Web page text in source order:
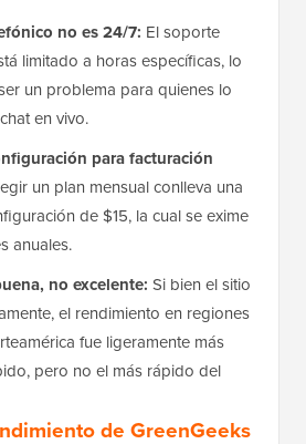
no es 24/7: El soporte
limitado a horas específicas, lo
un problema para quienes lo
en vivo.
para facturación
un plan mensual conlleva una
de $15, la cual se exime
anuales.
no excelente: Si bien el sitio
el rendimiento en regiones
fue ligeramente más
pero no el más rápido del
de GreenGeeks